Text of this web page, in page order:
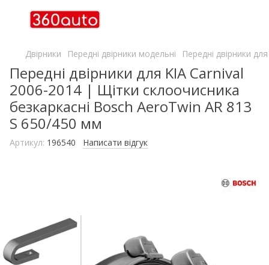
Двірники Передні двірники модельні Передні двірники
Передні двірники для KIA Carnival
2006-2014 | Щітки склоочисника
безкаркасні Bosch AeroTwin AR 813
S 650/450 мм
Артикул: 196540 Написати відгук